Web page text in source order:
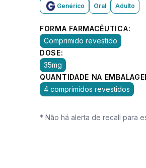
Genérico Oral Adulto
FORMA FARMACÊUTICA:
Comprimido revestido
DOSE:
35mg
QUANTIDADE NA
4 comprimidos revestidos
* Não há alerta de recall para